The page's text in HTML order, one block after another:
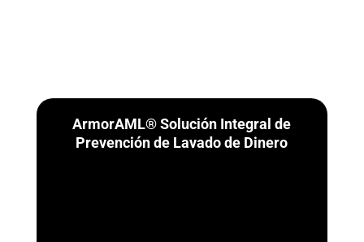
ArmorAML® Solución Integral de
Prevención de Lavado de Dinero